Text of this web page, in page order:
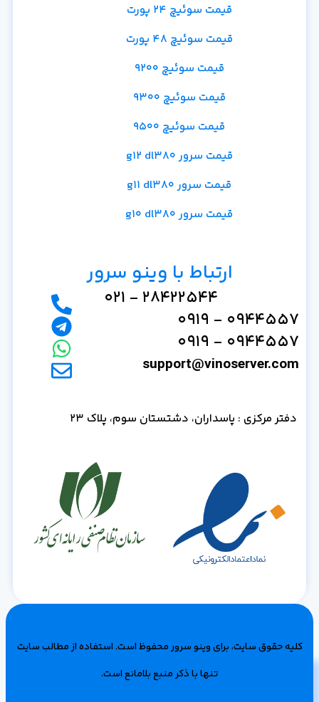
قیمت سوئیچ 24 پورت
قیمت سوئیچ 48 پورت
قیمت سوئیچ 9200
قیمت سوئیچ 9300
قیمت سوئیچ 9500
قیمت سرور g12 dl380
قیمت سرور g11 dl380
قیمت سرور g10 dl380
ارتباط با وینو سرور
28422544 - 021
0944557 - 0919
0944557 - 0919
support@vinoserver.com
دفتر مرکزی : پاسداران، دشتستان سوم، پلاک 23
کلیه حقوق سایت، برای وینو سرور محفوظ است‌. استفاده از مطالب سایت
تنها با ذکر منبع بلامانع است.